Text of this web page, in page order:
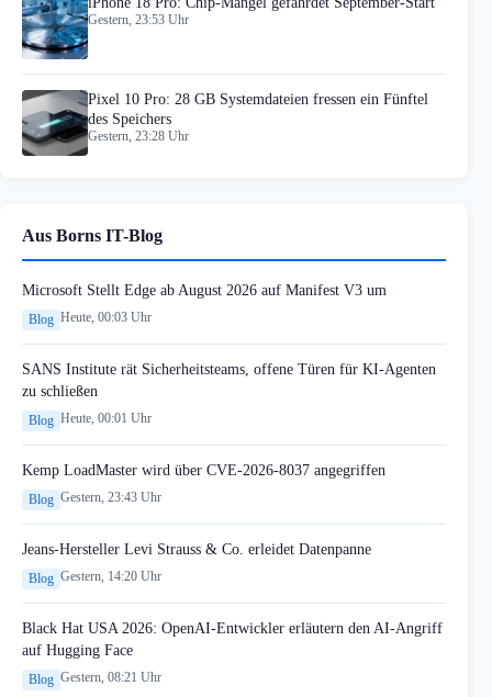
Gestern, 23:53 Uhr
Pixel 10 Pro: 28 GB Systemdateien fressen ein Fünftel
des Speichers
Gestern, 23:28 Uhr
Aus Borns IT-Blog
Microsoft Stellt Edge ab August 2026 auf Manifest V3 um
Blog Heute, 00:03 Uhr
SANS Institute rät Sicherheitsteams, offene Türen für KI-Agenten
zu schließen
Blog Heute, 00:01 Uhr
Kemp LoadMaster wird über CVE-2026-8037 angegriffen
Blog Gestern, 23:43 Uhr
Jeans-Hersteller Levi Strauss & Co. erleidet Datenpanne
Blog Gestern, 14:20 Uhr
Black Hat USA 2026: OpenAI-Entwickler erläutern den AI-Angriff
auf Hugging Face
Blog Gestern, 08:21 Uhr